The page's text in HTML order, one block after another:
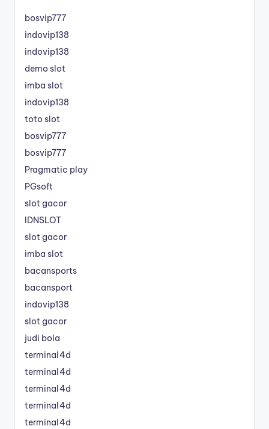
bosvip777
indovip138
indovip138
demo slot
imba slot
indovip138
toto slot
bosvip777
bosvip777
Pragmatic play
PGsoft
slot gacor
IDNSLOT
slot gacor
imba slot
bacansports
bacansport
indovip138
slot gacor
judi bola
terminal4d
terminal4d
terminal4d
terminal4d
terminal4d